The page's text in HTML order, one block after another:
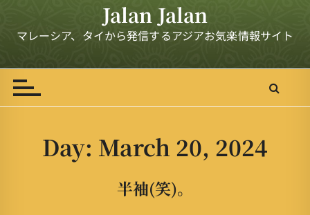
t
n
Jalan Jalan
マレーシア、タイから発信するアジアお気楽情報サイト
Day: March 20, 2024
半袖(笑)。